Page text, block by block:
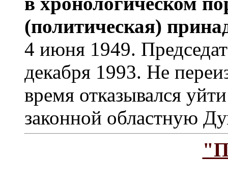
(политическая)
4 июня 1949.
декабря 1993. Не
время отказывался
законной областную